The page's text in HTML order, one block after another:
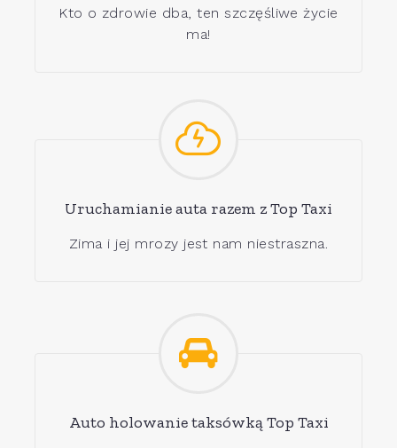
Kto o zdrowie dba, ten szczęśliwe życie
ma!
Uruchamianie auta razem z Top Taxi
Zima i jej mrozy jest nam niestraszna.
Auto holowanie taksówką Top Taxi